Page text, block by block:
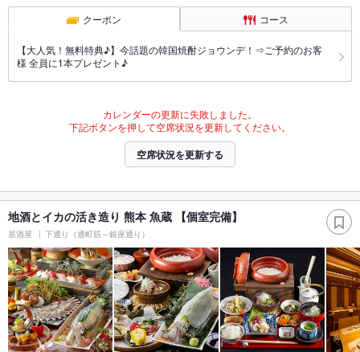
クーポン コース
【大人気！無料特典♪】今話題の韓国焼酎ジョウンデ！⇒ご予約のお客
様 全員に1本プレゼント♪
カレンダーの更新に失敗しました。
下記ボタンを押して空席状況を更新してください。
空席状況を更新する
地酒とイカの活き造り 熊本 魚蔵 【個室完備】
居酒屋 下通り（通町筋～銀座通り）